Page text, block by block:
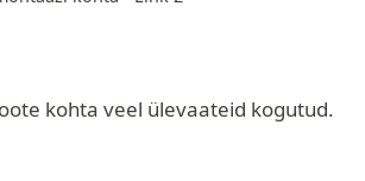
kohta veel ülevaateid kogutud.